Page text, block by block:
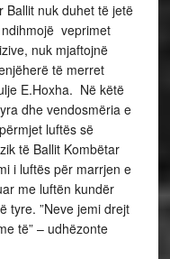
Ballit nuk duhet të jetë
veprimet
nuk mjaftojnë
të merret
E.Hoxha. Në këtë
dhe vendosmëria e
luftës së
të Ballit Kombëtar
i luftës për marrjen e
me luftën kundër
tyre. ”Neve jemi drejt
të” – udhëzonte